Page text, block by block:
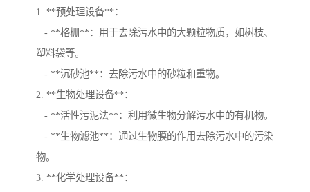
1. **预处理设备**：
- **格栅**：用于去除污水中的大颗粒物质，如树枝、
塑料袋等。
- **沉砂池**：去除污水中的砂粒和重物。
2. **生物处理设备**：
- **活性污泥法**：利用微生物分解污水中的有机物。
- **生物滤池**：通过生物膜的作用去除污水中的污染
物。
3. **化学处理设备**：